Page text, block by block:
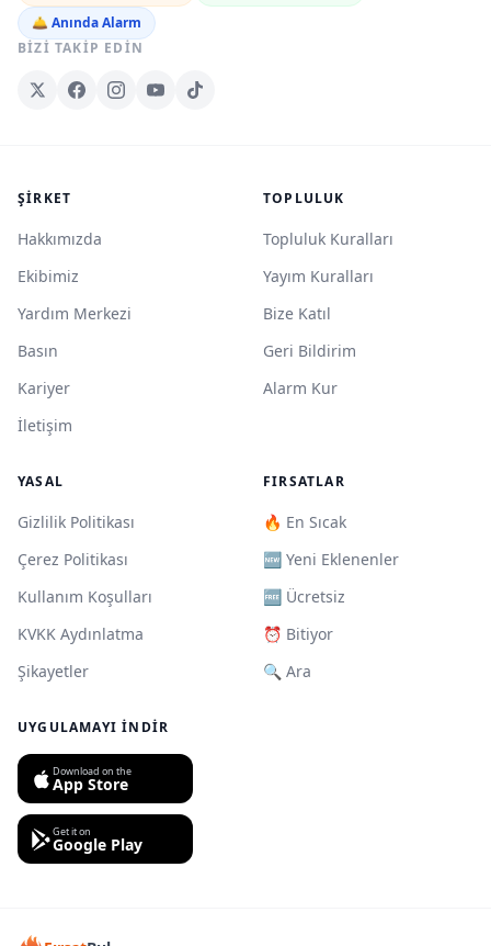
🛎️ Anında Alarm
BIZI TAKIP EDIN
ŞIRKET
Hakkımızda
Ekibimiz
Yardım Merkezi
Basın
Kariyer
İletişim
TOPLULUK
Topluluk Kuralları
Yayım Kuralları
Bize Katıl
Geri Bildirim
Alarm Kur
YASAL
Gizlilik Politikası
Çerez Politikası
Kullanım Koşulları
KVKK Aydınlatma
Şikayetler
FIRSATLAR
🔥 En Sıcak
🆕 Yeni Eklenenler
🆓 Ücretsiz
⏰ Bitiyor
🔍 Ara
UYGULAMAYI İNDIR
Download on the
App Store
Get it on
Google Play